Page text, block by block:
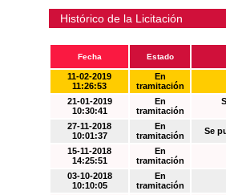
Histórico de la Licitación
Fecha Estado
11-02-2019
11:26:53
En
tramitación
21-01-2019
10:30:41
En
tramitación
27-11-2018
10:01:37
En
tramitación
Se
15-11-2018
14:25:51
En
tramitación
03-10-2018
10:10:05
En
tramitación